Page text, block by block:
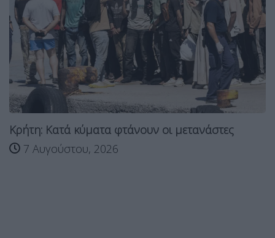
Κρήτη: Κατά κύματα φτάνουν οι μετανάστες
7 Αυγούστου, 2026